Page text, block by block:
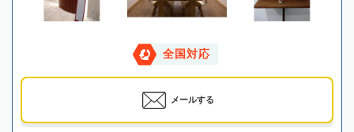
全国対応
メールする